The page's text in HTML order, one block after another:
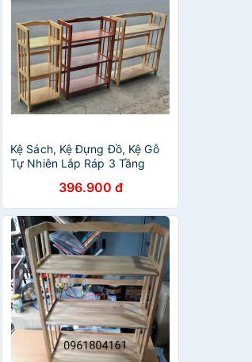
Kệ Sách, Kệ Đựng Đồ, Kệ Gỗ
Tự Nhiên Lắp Ráp 3 Tầng
396.900 đ